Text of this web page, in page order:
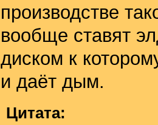
производстве
вообще ставят
диском к
и даёт дым.
Цитата: